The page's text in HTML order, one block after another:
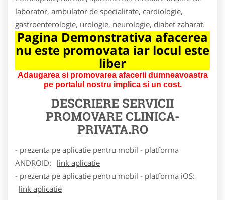
laborator, ambulator de specialitate, cardiologie,
gastroenterologie, urologie, neurologie, diabet zaharat.
Pagina Demonstrativa afacerea
nu este promovata iar locul este
liber
Adaugarea si promovarea afacerii dumneavoastra
pe portalul nostru implica si un cost.
DESCRIERE SERVICII
PROMOVARECLINICA-
PRIVATA.RO
- prezenta pe aplicatie pentru mobil - platforma
ANDROID:
link aplicatie
- prezenta pe aplicatie pentru mobil - platforma iOS:
link aplicatie